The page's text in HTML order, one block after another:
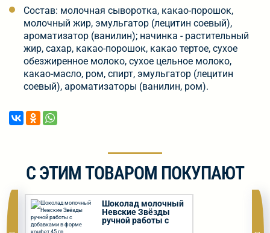
Состав: молочная сыворотка, какао-порошок,
молочный жир, эмульгатор (лецитин соевый),
ароматизатор (ванилин); начинка - растительный
жир, сахар, какао-порошок, какао тертое, сухое
обезжиренное молоко, сухое цельное молоко,
какао-масло, ром, спирт, эмульгатор (лецитин
соевый), ароматизаторы (ванилин, ром).
С ЭТИМ ТОВАРОМ ПОКУПАЮТ
Шоколад молочный
Невские Звёзды
ручной работы с